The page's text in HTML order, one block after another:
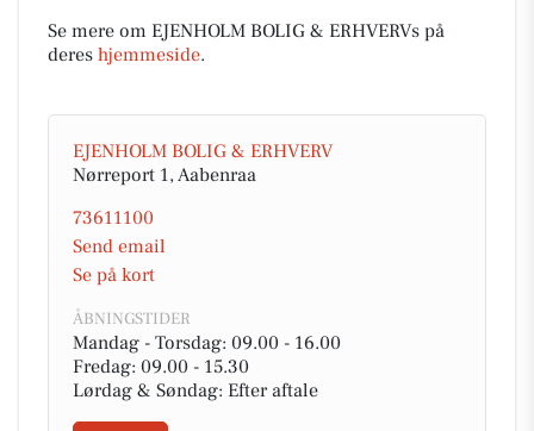
Se mere om EJENHOLM BOLIG & ERHVERVs på
deres hjemmeside.
EJENHOLM BOLIG & ERHVERV
Nørreport 1, Aabenraa
73611100
Send email
Se på kort
ÅBNINGSTIDER
Mandag - Torsdag: 09.00 - 16.00
Fredag: 09.00 - 15.30
Lørdag & Søndag: Efter aftale